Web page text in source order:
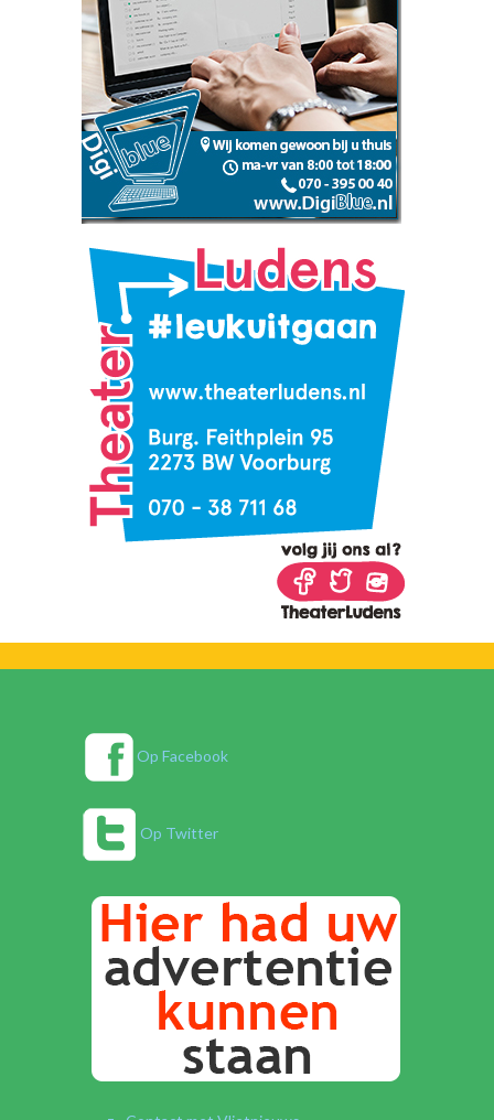
Op Facebook
Op Twitter